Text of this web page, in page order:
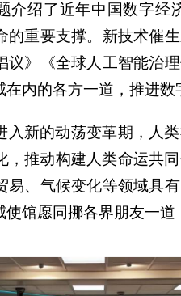
介绍了近年中国数字经
的重要支撑。新技术催
议》《全球人工智能治
在内的各方一道，推进
入新的动荡变革期，人
，推动构建人类命运共
易、气候变化等领域具
馆愿同挪各界朋友一